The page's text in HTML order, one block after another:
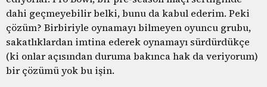
dahi geçmeyebilir belki, bunu da kabul ederim. Peki
çözüm? Birbiriyle oynamayı bilmeyen oyuncu grubu,
sakatlıklardan imtina ederek oynamayı sürdürdükçe
(ki onlar açısından duruma bakınca hak da veriyorum)
bir çözümü yok bu işin.